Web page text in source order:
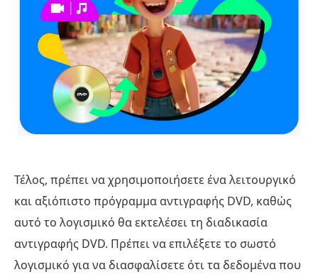
Τέλος, πρέπει να χρησιμοποιήσετε ένα λειτουργικό
και αξιόπιστο πρόγραμμα αντιγραφής DVD, καθώς
αυτό το λογισμικό θα εκτελέσει τη διαδικασία
αντιγραφής DVD. Πρέπει να επιλέξετε το σωστό
λογισμικό για να διασφαλίσετε ότι τα δεδομένα που